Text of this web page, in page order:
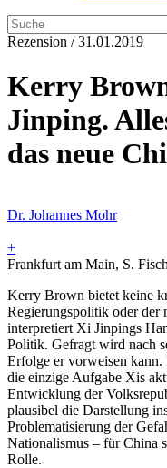
Rezension / 31.01.2019
Kerry
Jinping.
das neue
Dr. Johannes Mohr
+
Frankfurt am Main, S.
Kerry Brown bietet keine
Regierungspolitik oder der
interpretiert Xi Jinpings
Politik. Gefragt wird nach
Erfolge er vorweisen
die einzige Aufgabe Xis
Entwicklung der
plausibel die Darstellung
Problematisierung der
Nationalismus – für China
Rolle.